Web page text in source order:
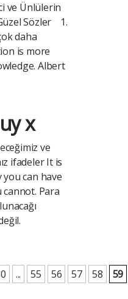
ve Ünlülerin
Sözler 1.
daha
is more
Albert
x
ve
ifadeler It is
can have
Para
... 55 56 57 58 59